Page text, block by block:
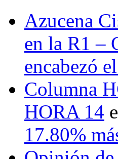
Azucena
en la R1 –
encabezó
Columna
HORA 14
17.80%